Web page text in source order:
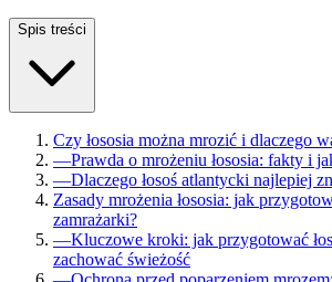
Spis treści
Czy łososia można mrozić i dlaczego
—Prawda o mrożeniu łososia: fakty i
—Dlaczego łosoś atlantycki najlepiej
Zasady mrożenia łososia: jak
zamrażarki?
—Kluczowe kroki: jak przygotować
zachować świeżość